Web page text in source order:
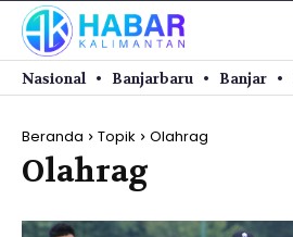
Nasional Banjarbaru Banjar
Beranda Topik Olahrag
Olahrag